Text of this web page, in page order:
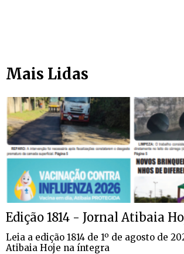
Mais Lidas
Edição 1814 - Jornal Atibaia
Leia a edição 1814 de 1º de agosto de
Atibaia Hoje na íntegra